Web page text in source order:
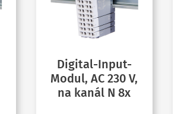
Digital-Input-
Modul, AC 230 V,
na kanál N 8x